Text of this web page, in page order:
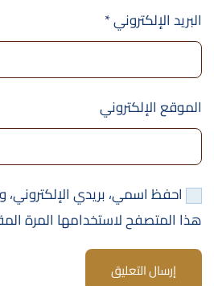
البريد الإلكتروني*
الموقع الإلكتروني
احفظ اسمي، بريدي الإلكتروني،
هذا المتصفح لاستخدامها المرة
إرسال التعليق